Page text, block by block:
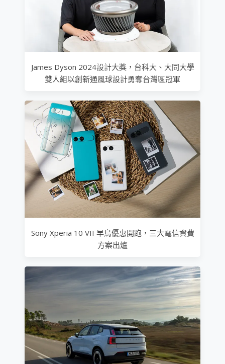
James Dyson 2024設計大獎，台科大、大同大學
雙人組以創新通風球設計勇奪台灣區冠軍
Sony Xperia 10 VII 早鳥優惠開跑，三大電信資費
方案出爐